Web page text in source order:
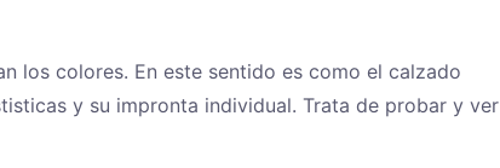
los colores. En este sentido es como el calzado
y su impronta individual. Trata de probar y ver